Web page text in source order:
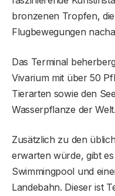
bronzenen Tropfen,
Flugbewegungen
Das Terminal
Vivarium mit über 50
Tierarten sowie den
Wasserpflanze der Welt.
Zusätzlich zu den
erwarten würde, gibt
Swimmingpool und
Landebahn. Dieser ist